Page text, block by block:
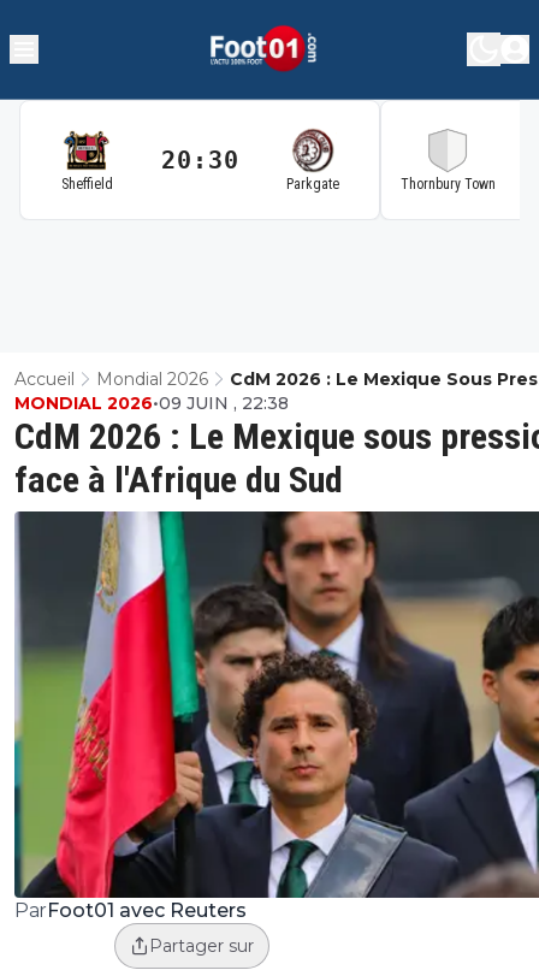
Sheffield
20:30
Parkgate Thornbury Town
Accueil Mondial 2026
CdM 2026 : Le Mexique Sous
Face À L'Afrique Du Sud
CdM 2026 : Le Mexique sous
face à l'Afrique du Sud
MONDIAL 2026•09 JUIN , 22:38
ParFoot01 avec Reuters
Partager sur